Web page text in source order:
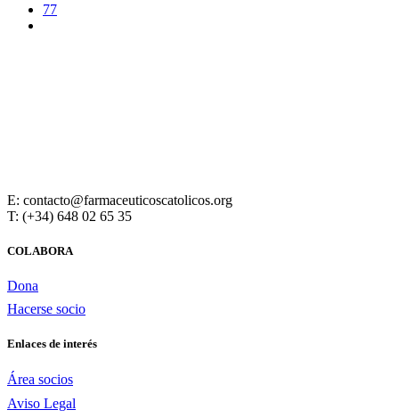
77
E: contacto@farmaceuticoscatolicos.org
T: (+34) 648 02 65 35
COLABORA
Dona
Hacerse socio
Enlaces de interés
Área socios
Aviso Legal